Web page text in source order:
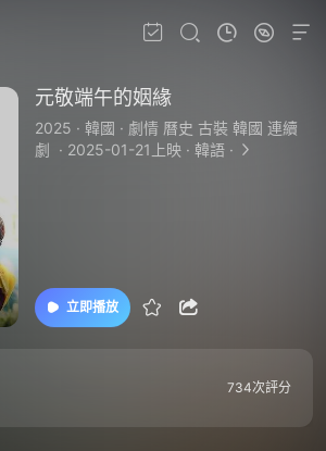
元敬端午的姻緣
2025 · 韓國 · 劇情 曆史 古裝 韓國 連續
劇 · 2025-01-21上映 · 韓語 ·
立即播放
734次評分